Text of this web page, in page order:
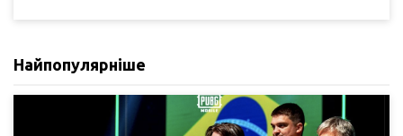
Найпопулярніше